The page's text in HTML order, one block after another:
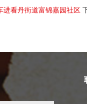
进看丹街道富锦嘉园社区